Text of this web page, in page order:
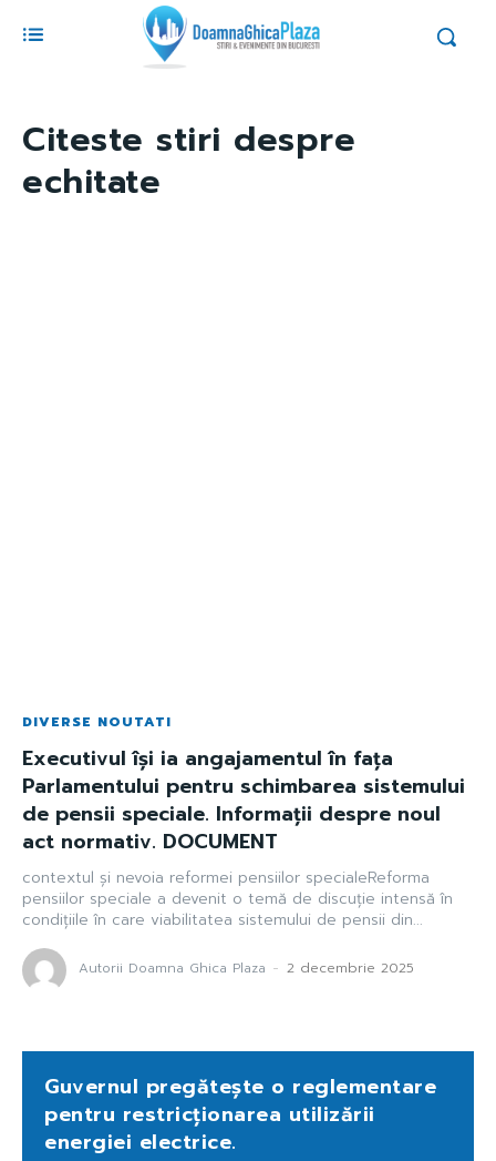
Citeste stiri despre
echitate
DIVERSE NOUTATI
Executivul își ia angajamentul în fața
Parlamentului pentru schimbarea sistemului
de pensii speciale. Informații despre noul
act normativ. DOCUMENT
contextul și nevoia reformei pensiilor specialeReforma
pensiilor speciale a devenit o temă de discuție intensă în
condițiile în care viabilitatea sistemului de pensii din...
Autorii Doamna Ghica Plaza - 2 decembrie 2025
Guvernul pregătește o reglementare
pentru restricționarea utilizării
energiei electrice.